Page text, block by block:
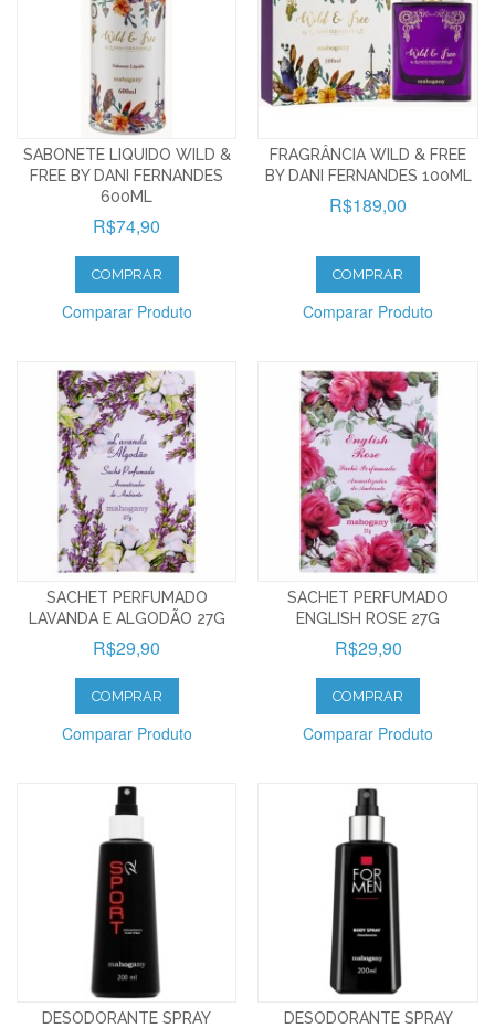
SABONETE LIQUIDO WILD &
FREE BY DANI FERNANDES
600ML
R$74,90
COMPRAR
Comparar Produto
FRAGRÂNCIA WILD & FREE
BY DANI FERNANDES 100ML
R$189,00
COMPRAR
Comparar Produto
SACHET PERFUMADO
LAVANDA E ALGODÃO 27G
R$29,90
COMPRAR
Comparar Produto
SACHET PERFUMADO
ENGLISH ROSE 27G
R$29,90
COMPRAR
Comparar Produto
DESODORANTE SPRAY DESODORANTE SPRAY